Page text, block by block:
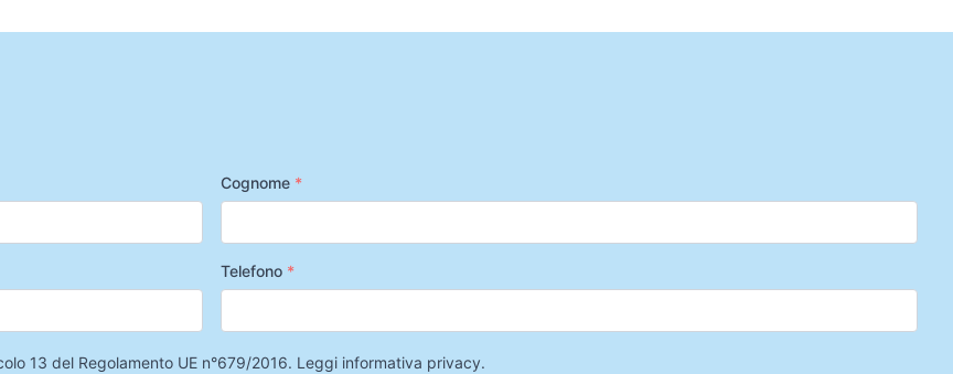
Cognome *
Telefono *
13 del Regolamento UE n°679/2016. Leggi informativa privacy.